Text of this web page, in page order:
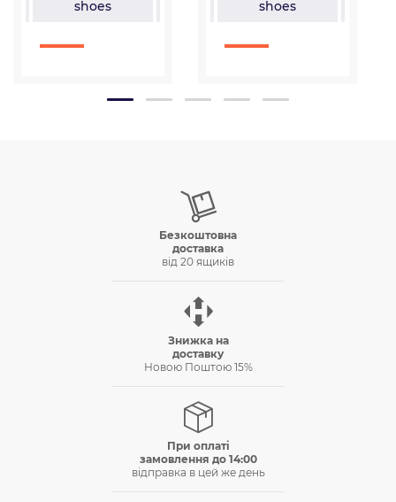
Безкоштовна
доставка
вiд 20 ящикiв
Знижка на
доставку
Новою Поштою 15%
При оплатi
замовлення до 14:00
вiдправка в цей же день